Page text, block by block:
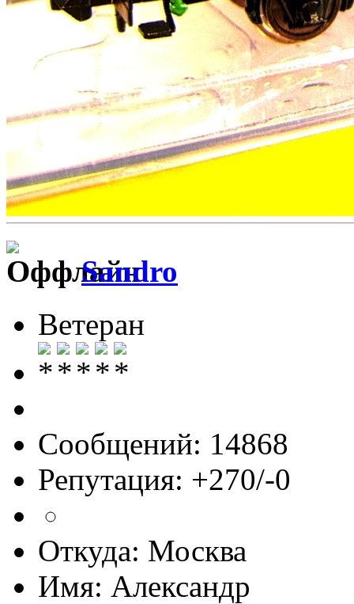
Sandro
Ветеран
Сообщений: 14868
Репутация: +270/-0
Откуда: Москва
Имя: Александр